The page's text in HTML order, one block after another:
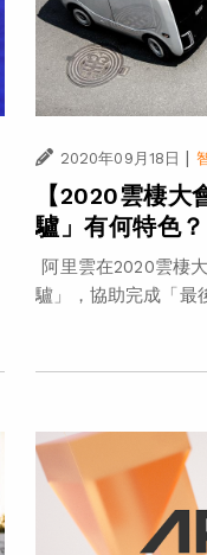
2020年09月18日 |
【2020雲棲大
驢」有何特色？
阿里雲在2020雲棲
驢」，協助完成「最